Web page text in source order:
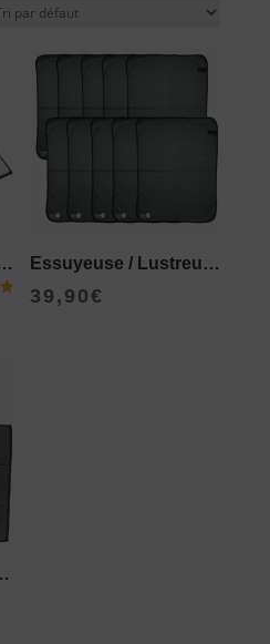
Carbone Essuyeuse / Lustreuse Carbone – 10 pièces
39,90€
carbone